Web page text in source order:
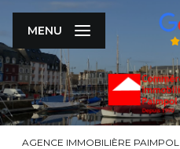
MENU
AGENCE IMMOBILIÈRE PAIMPOL